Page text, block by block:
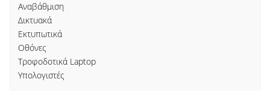
Αναβάθμιση
Δικτυακά
Εκτυπωτικά
Οθόνες
Τροφοδοτικά Laptop
Υπολογιστές